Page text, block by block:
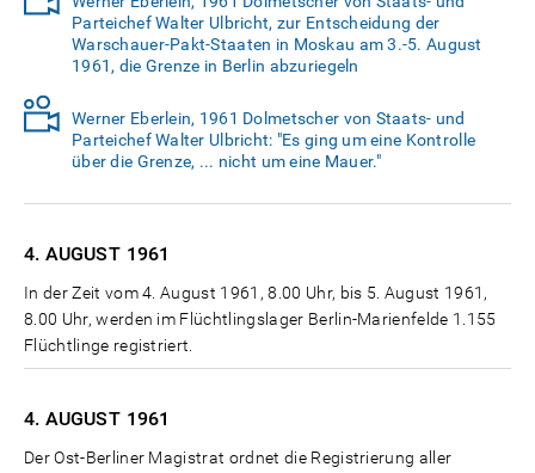
Parteichef Walter Ulbricht, zur Entscheidung der
Warschauer-Pakt-Staaten in Moskau am 3.-5. August
1961, die Grenze in Berlin abzuriegeln
Werner Eberlein, 1961 Dolmetscher von Staats- und
Parteichef Walter Ulbricht: "Es ging um eine Kontrolle
über die Grenze, ... nicht um eine Mauer."
4. AUGUST 1961
In der Zeit vom 4. August 1961, 8.00 Uhr, bis 5. August 1961,
8.00 Uhr, werden im Flüchtlingslager Berlin-Marienfelde 1.155
Flüchtlinge registriert.
4. AUGUST 1961
Der Ost-Berliner Magistrat ordnet die Registrierung aller